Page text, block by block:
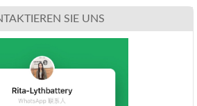
SIE UNS